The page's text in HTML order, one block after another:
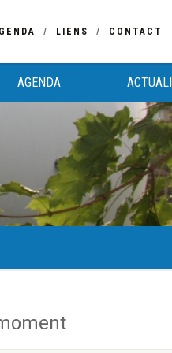
LIENS CONTACT
AGENDA